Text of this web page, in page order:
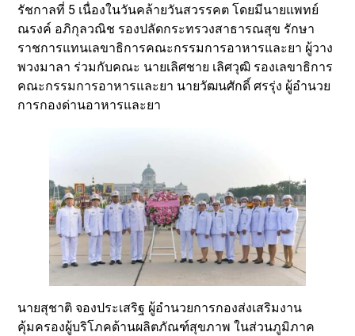
รัชกาลที่ 5 เนื่องในวันคล้ายวันสวรรคต โดยมีนายแพทย์
ณรงค์ อภิกุลวณิช รองปลัดกระทรวงสาธารณสุข รักษา
ราชการแทนเลขาธิการคณะกรรมการอาหารและยา ผู้วาง
พวงมาลา ร่วมกับคณะ นายเลิศชาย เลิศวุฒิ รองเลขาธิการ
คณะกรรมการอาหารและยา นายวัฒนศักดิ์ ศรรุ่ง ผู้อำนวย
การกองด่านอาหารและยา
นายสุชาติ จองประเสริฐ ผู้อำนวยการกองส่งเสริมงาน
คุ้มครองผู้บริโภคด้านผลิตภัณฑ์สุขภาพ ในส่วนภูมิภาค